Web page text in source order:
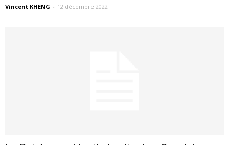
Vincent KHENG - 12 décembre 2022